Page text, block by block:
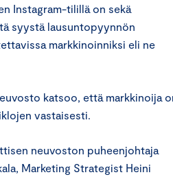
Instagram-tilillä on sekä
syystä lausuntopyynnön
markkinoinniksi eli ne
katsoo, että markkinoija
vastaisesti.
neuvoston puheenjohtaja
Marketing Strategist Heini